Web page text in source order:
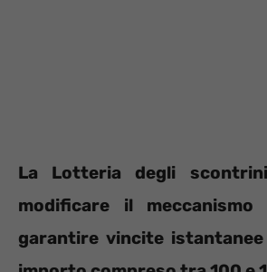
La Lotteria degli
modificare il
garantire vincite